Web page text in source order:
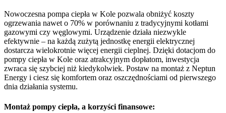
Nowoczesna pompa ciepła w Kole pozwala obniżyć koszty
ogrzewania nawet o 70% w porównaniu z tradycyjnymi kotłami
gazowymi czy węglowymi. Urządzenie działa niezwykle
efektywnie – na każdą zużytą jednostkę energii elektrycznej
dostarcza wielokrotnie więcej energii cieplnej. Dzięki dotacjom do
pompy ciepła w Kole oraz atrakcyjnym dopłatom, inwestycja
zwraca się szybciej niż kiedykolwiek. Postaw na montaż z Neptun
Energy i ciesz się komfortem oraz oszczędnościami od pierwszego
dnia działania systemu.
Montaż pompy ciepła, a korzyści finansowe: